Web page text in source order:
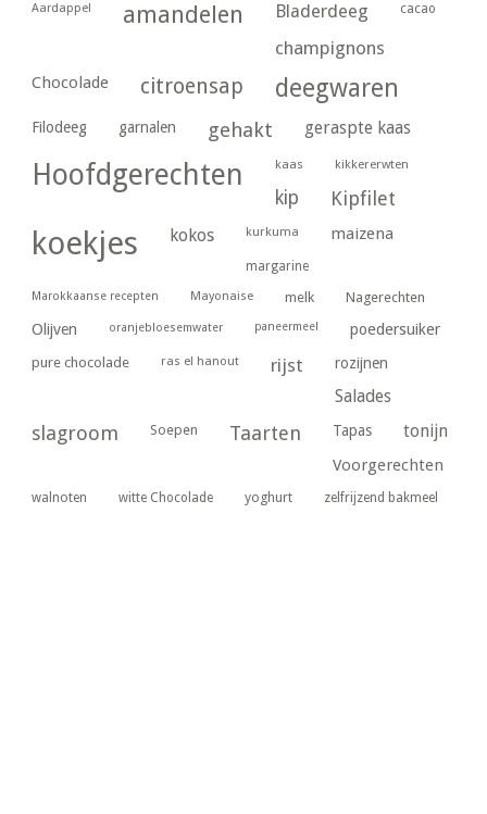
Aardappel amandelen Bladerdeeg cacao
champignons
Chocolade citroensap deegwaren
Filodeeg garnalen gehakt geraspte kaas
Hoofdgerechten kaas kikkererwten
kip Kipfilet
koekjes kokos kurkuma maizena
margarine
Marokkaanse recepten Mayonaise melk Nagerechten
Olijven oranjebloesemwater paneermeel poedersuiker
pure chocolade ras el hanout rijst rozijnen
Salades
slagroom Soepen Taarten Tapas tonijn
Voorgerechten
walnoten witte Chocolade yoghurt zelfrijzend bakmeel